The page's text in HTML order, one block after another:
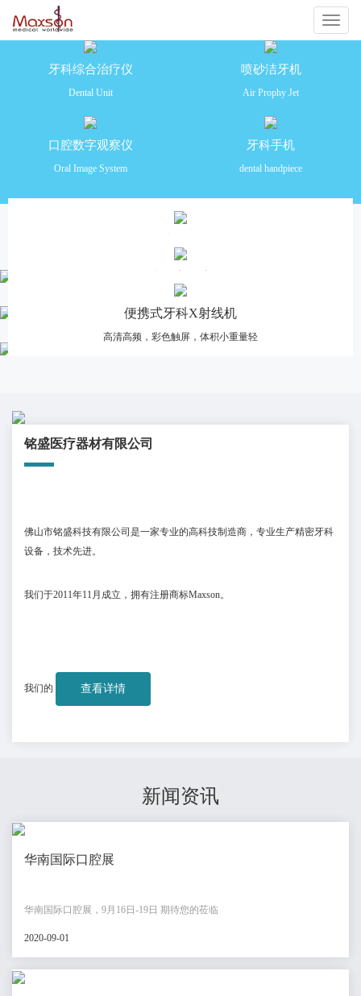
切
牙科综合治疗仪
Dental Unit
喷砂洁牙机
Air Prophy Jet
口腔数字观察仪
Oral Image System
牙科手机
dental handpiece
产品推荐
便携式牙科X射线机
高清高频，彩色触屏，体积小重量轻
铭盛医疗器材有限公司
佛山市铭盛科技有限公司是一家专业的高科技制造商，专业生产精密牙科
设备，技术先进。
我们于2011年11 月成立，拥有注册商标Maxson。
我们的 查看详情
新闻资讯
华南国际口腔展
华南国际口腔展，9月16日-19日 期待您的莅临
2020-09-01